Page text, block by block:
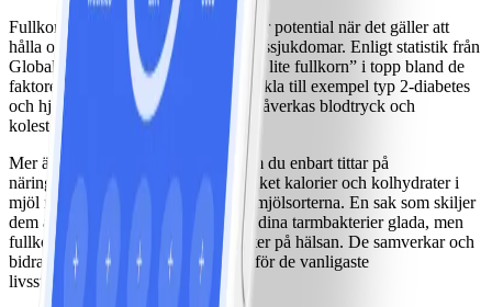
Fullkorn är bra för hälsan och har stor potential när det gäller att
hålla oss friska och förebygga livsstilssjukdomar. Enligt statistik från
Global Burden of Disease ligger ”för lite fullkorn” i topp bland de
faktorer som ökar risken för att utveckla till exempel typ 2-diabetes
och hjärt-kärlsjukdom, bland annat påverkas blodtryck och
kolesterol.
Mer än kalorier och kolhydrater: Om du enbart tittar på
näringsdeklarationen är det lika mycket kalorier och kolhydrater i
mjöl med fullkorn som i de vanliga mjölsorterna. En sak som skiljer
dem åt är fiberinnehållet. Fibrer gör dina tarmbakterier glada, men
fullkorn har även fler positiva effekter på hälsan. De samverkar och
bidrar på olika sätt till minskad risk för de vanligaste
livsstilssjukdomarna.